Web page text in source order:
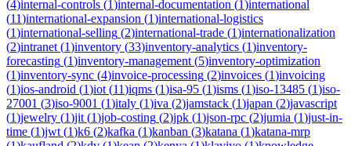
(4)internal-controls (1)internal-documentation (1)international
(11)international-expansion (1)international-logistics
(1)international-selling (2)international-trade (1)internationalization
(2)intranet (1)inventory (33)inventory-analytics (1)inventory-
forecasting (1)inventory-management (5)inventory-optimization
(1)inventory-sync (4)invoice-processing (2)invoices (1)invoicing
(1)ios-android (1)iot (11)iqms (1)isa-95 (1)isms (1)iso-13485 (1)iso-
27001 (3)iso-9001 (1)italy (1)iva (2)jamstack (1)japan (2)javascript
(1)jewelry (1)jit (1)job-costing (2)jpk (1)json-rpc (2)jumia (1)just-in-
time (1)jwt (1)k6 (2)kafka (1)kanban (3)katana (1)katana-mrp